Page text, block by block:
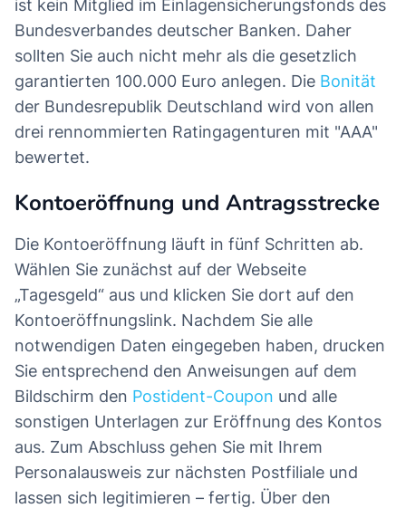
ist kein Mitglied im Einlagensicherungsfonds des
Bundesverbandes deutscher Banken. Daher
sollten Sie auch nicht mehr als die gesetzlich
garantierten 100.000 Euro anlegen. Die Bonität
der Bundesrepublik Deutschland wird von allen
drei rennommierten Ratingagenturen mit "AAA"
bewertet.
Kontoeröffnung und Antragsstrecke
Die Kontoeröffnung läuft in fünf Schritten ab.
Wählen Sie zunächst auf der Webseite
„Tagesgeld“ aus und klicken Sie dort auf den
Kontoeröffnungslink. Nachdem Sie alle
notwendigen Daten eingegeben haben, drucken
Sie entsprechend den Anweisungen auf dem
Bildschirm den Postident-Coupon und alle
sonstigen Unterlagen zur Eröffnung des Kontos
aus. Zum Abschluss gehen Sie mit Ihrem
Personalausweis zur nächsten Postfiliale und
lassen sich legitimieren – fertig. Über den